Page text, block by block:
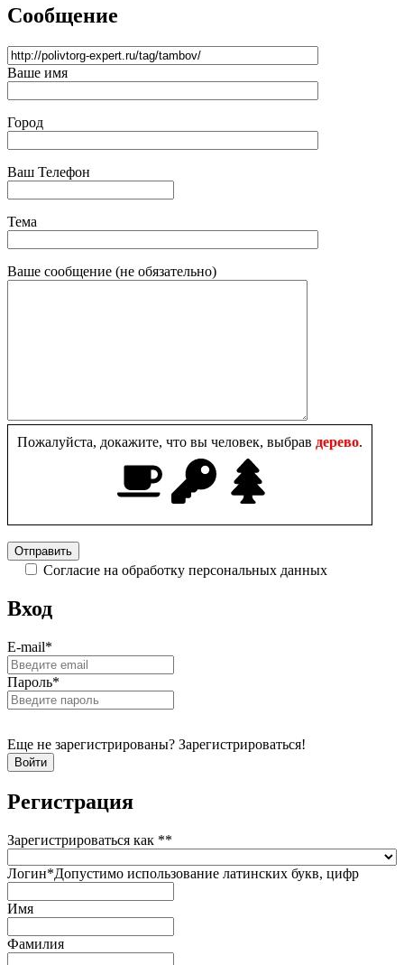
Сообщение
Ваше имя
Город
Ваш Телефон
Тема
Ваше сообщение (не обязательно)
Пожалуйста, докажите, что вы человек, выбрав дерево.
Согласие на обработку персональных данных
Вход
E-mail*
Пароль*
Еще не зарегистрированы? Зарегистрироваться!
Регистрация
Зарегистрироваться как **
Логин*Допустимо использование латинских букв, цифр
Имя
Фамилия